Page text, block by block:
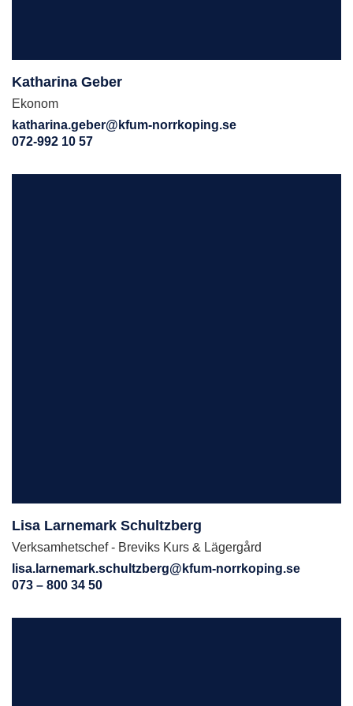
Katharina Geber
Ekonom
katharina.geber@kfum-norrkoping.se
072-992 10 57
Lisa Larnemark Schultzberg
Verksamhetschef - Breviks Kurs & Lägergård
lisa.larnemark.schultzberg@kfum-norrkoping.se
073 – 800 34 50